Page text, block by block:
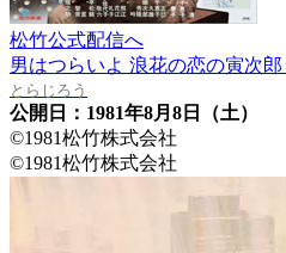
松竹公式配信へ
男はつらいよ 浪花の恋の寅次郎
とらじろう
公開日：1981年8月8日（土）
©1981松竹株式会社
©1981松竹株式会社